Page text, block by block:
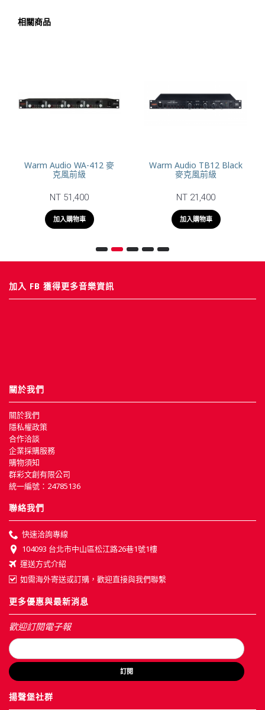
相關商品
Warm Audio WA-412 麥
克風前級
NT 51,400
加入購物車
Warm Audio TB12 Black
麥克風前級
NT 21,400
加入購物車
加入 FB 獲得更多音樂資訊
關於我們
關於我們
隱私權政策
合作洽談
企業採購服務
購物須知
群彩文創有限公司
統一編號：24785136
聯絡我們
快速洽詢專線
104093 台北市中山區松江路26巷1號1樓
運送方式介紹
如需海外寄送或訂購，歡迎直接與我們聯繫
更多優惠與最新消息
歡迎訂閱電子報
訂閱
揚聲堡社群